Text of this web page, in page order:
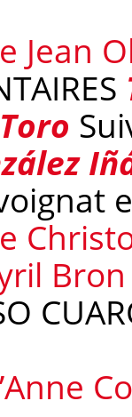
Jean
Bron